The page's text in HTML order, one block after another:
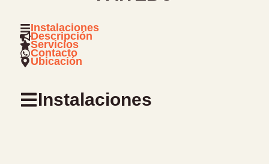
Instalaciones
Descripción
Servicios
Contacto
Ubicación
Instalaciones